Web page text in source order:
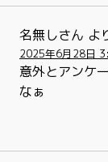
名無しさん よ
2025年6月28日
意外とアンケ
なぁ